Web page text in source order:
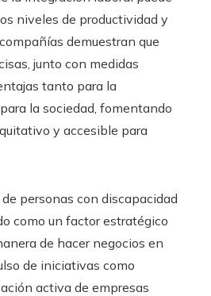
niveles de productividad y
demuestran que
junto con medidas
tanto para la
la sociedad, fomentando
y accesible para
personas con discapacidad
como un factor estratégico
de hacer negocios en
de iniciativas como
activa de empresas